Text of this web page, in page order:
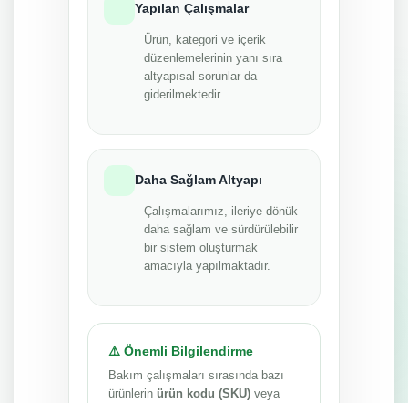
Yapılan Çalışmalar
Ürün, kategori ve içerik
düzenlemelerinin yanı sıra
altyapısal sorunlar da
giderilmektedir.
Daha Sağlam Altyapı
Çalışmalarımız, ileriye dönük
daha sağlam ve sürdürülebilir
bir sistem oluşturmak
amacıyla yapılmaktadır.
⚠️ Önemli Bilgilendirme
Bakım çalışmaları sırasında bazı
ürünlerin ürün kodu (SKU) veya